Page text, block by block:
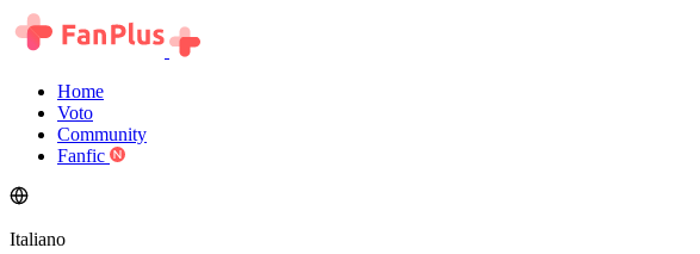
Home
Voto
Community
Fanfic
Italiano